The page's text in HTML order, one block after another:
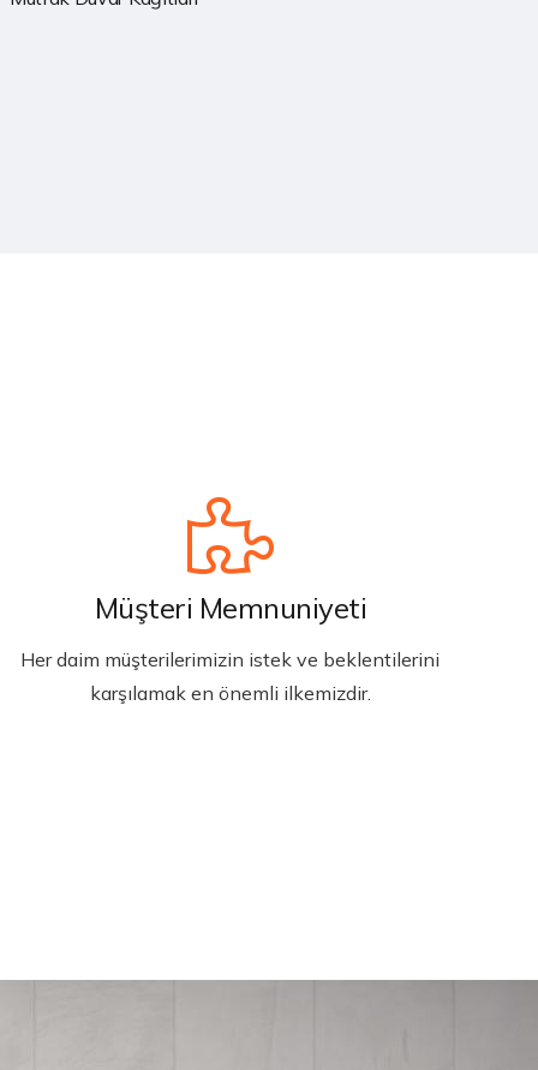
Müşteri Memnuniyeti
Her daim müşterilerimizin istek ve beklentilerini
karşılamak en önemli ilkemizdir.